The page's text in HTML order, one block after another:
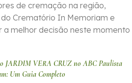
de cremação na região,
Crematório In Memoriam e
a melhor decisão neste momento
JARDIM VERA CRUZ no ABC Paulista
Um Guia Completo